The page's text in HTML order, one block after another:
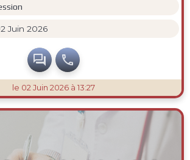
Juin 2026
 
le 02 Juin 2026 à 13:27